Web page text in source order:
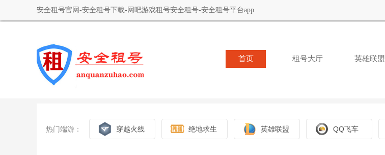
安全租号官网-安全租号下载-网吧游戏租号安全租号-安全租号平台app
首页 租号大厅 英雄联盟
热门端游： 穿越火线 绝地求生 英雄联盟 QQ飞车